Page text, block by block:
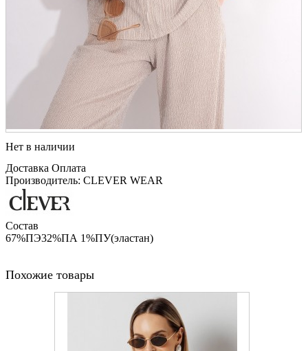
Нет в наличии
Доставка Оплата
Производитель: CLEVER WEAR
Состав
67%ПЭ32%ПА 1%ПУ(эластан)
Похожие товары